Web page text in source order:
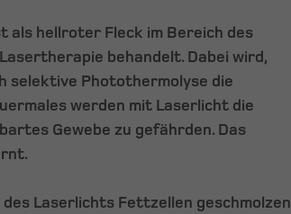
als hellroter Fleck im Bereich des
behandelt. Dabei wird,
selektive Photothermolyse die
werden mit Laserlicht die
Gewebe zu gefährden. Das
Laserlichts Fettzellen geschmolzen